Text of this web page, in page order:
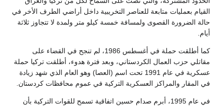
القيام بعمليات متابعة للعناصر التخريبية داخل أراضي الطرف الأخر في
حالة الضرورة القصوى ولمسافة خمسة كيلو متر ولمدة لا تتجاوز ثلاثة
أيام.
كما أطلقت حملة في أغسطس 1986، لم تنجح في القضاء على
مقاتلي حزب العمال الكردستاني، وبعد فترة هدوء، أطلقت تركيا حملة
عسكرية في عام 1991 تحت اسم (العصا) وهو العام الذي شهد زيادة
في المقار والمراكز العسكرية التركية في عموم محافظات كردستان.
في عام 1995، أبرم صدام حسين اتفاقية تسمح للقوات التركية بأن